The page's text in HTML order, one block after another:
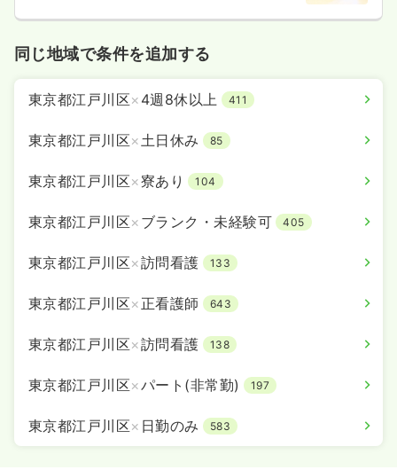
同じ地域で条件を追加する
東京都江戸川区× 4週8休以上 411
東京都江戸川区× 土日休み 85
東京都江戸川区×寮あり 104
東京都江戸川区× ブランク・未経験可 405
東京都江戸川区×訪問看護 133
東京都江戸川区× 正看護師 643
東京都江戸川区×訪問看護 138
東京都江戸川区×パート(非常勤) 197
東京都江戸川区× 日勤のみ 583